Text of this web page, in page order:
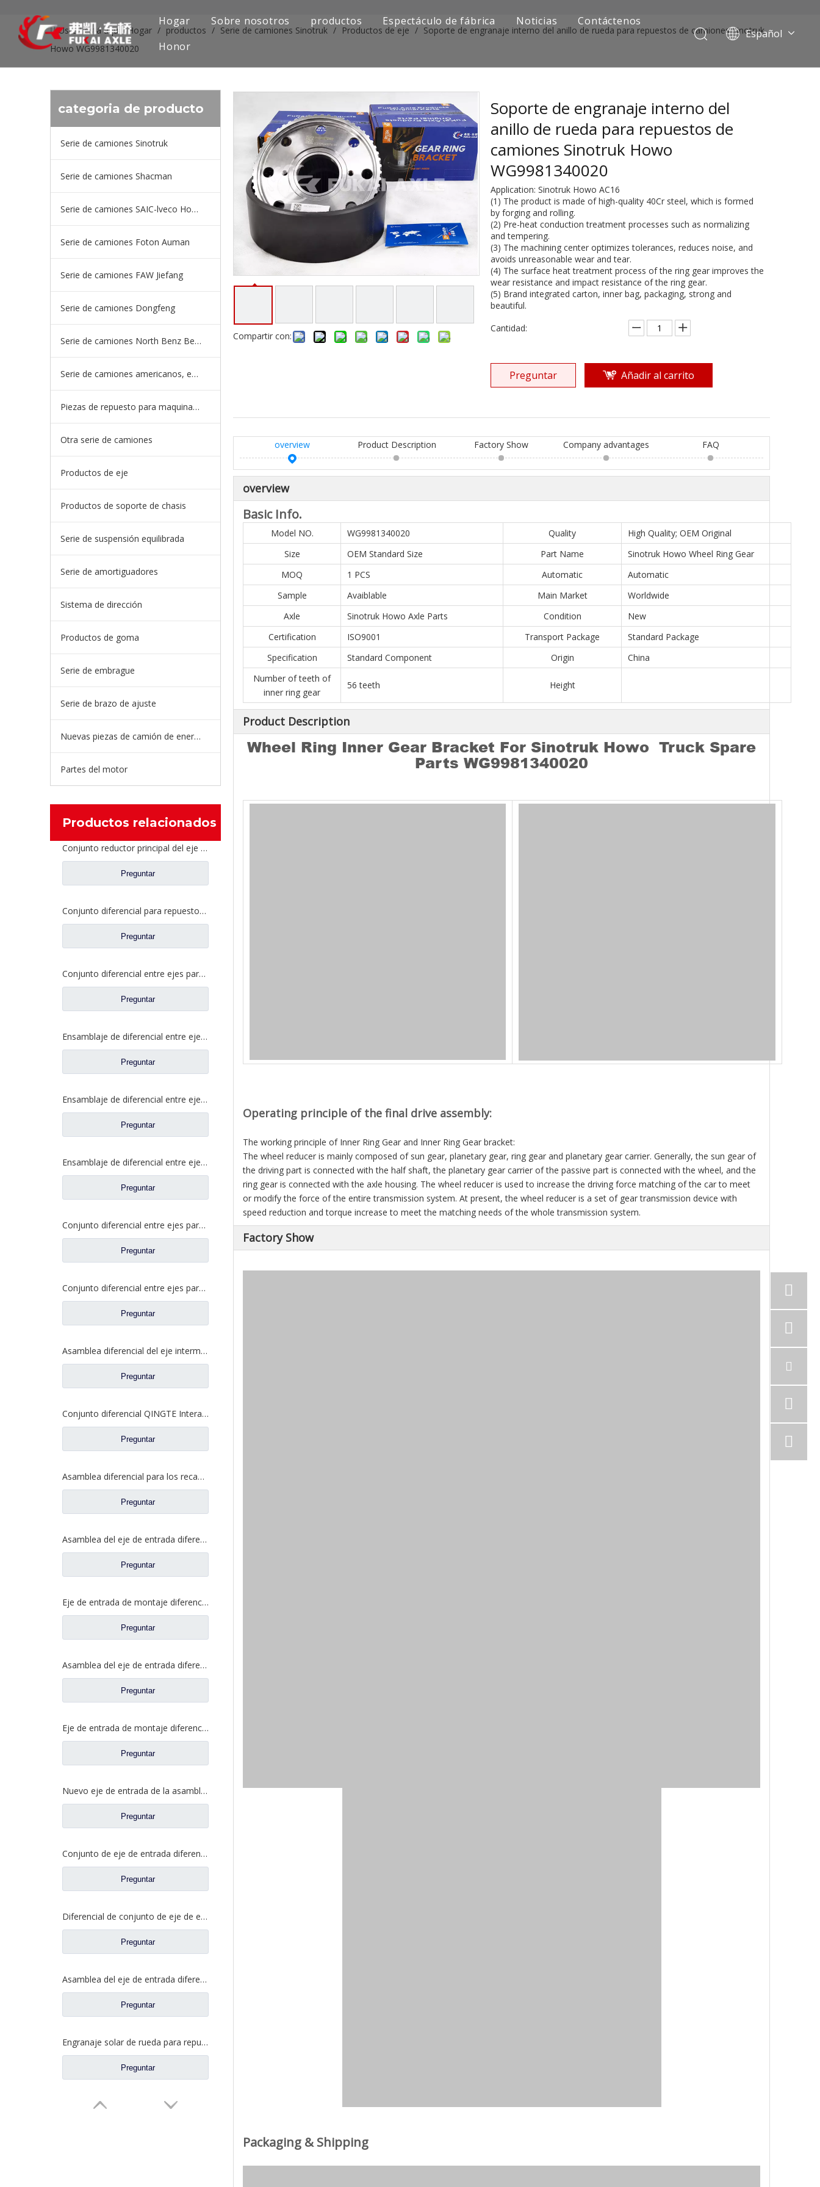
Hogar Sobre nosotros productos
Serie de camiones SAIC-lveco Hongyan
Serie de camiones Foton Auman
Serie de camiones FAW Jiefang
Serie de camiones Dongfeng
Serie de camiones europea y japonesa
Piezas de repuesto para maquinaria de ingeniería de camiones mineros
Otra serie de camiones
Espectáculo de fábrica Noticias
Contáctenos
Honor
Español
Pусский
Usted está aquí: Hogar / productos / Serie de camiones Sinotruk / Productos de eje / Soporte de engranaje interno del anillo de rueda para repuestos de camiones Sinotruk
Howo WG9981340020
categoria de producto
Serie de camiones Sinotruk
Serie de camiones Shacman
Serie de camiones SAIC-lveco Hongyan
Serie de camiones Foton Auman
Serie de camiones FAW Jiefang
Serie de camiones Dongfeng
Serie de camiones North Benz Beiben
Serie de camiones americanos, europeos y japoneses
Piezas de repuesto para maquinaria de ingeniería de camiones mineros
Otra serie de camiones
Productos de eje
Productos de soporte de chasis
Serie de suspensión equilibrada
Serie de amortiguadores
Sistema de dirección
Productos de goma
Serie de embrague
Serie de brazo de ajuste
Nuevas piezas de camión de energía
Partes del motor
Productos relacionados
Conjunto reductor principal del eje intermedio para piezas de camión Shacman Delong
Preguntar
Conjunto diferencial para repuestos de camiones Dongfeng 2510ZHS01-410
Preguntar
Conjunto diferencial entre ejes para Faw Jiefang A6E Truck Spare Prats 2507057-A6E/A
Preguntar
Ensamblaje de diferencial entre ejes para Faw Jiefang Truck Spare Prats 2507057-A4C
Preguntar
Ensamblaje de diferencial entre ejes para camiones Faw Jiefang Prats de repuesto W2502107D04A
Preguntar
Ensamblaje de diferencial entre ejes para Faw Jiefang Truck Spare Prats 2507055-K5H
Preguntar
Conjunto diferencial entre ejes para Faw Jiefang A0E Truck Spare Prats 2507055-K5H
Preguntar
Conjunto diferencial entre ejes para Faw Jiefang A0E Truck Spare Prats 2507057-A6T
Preguntar
Asamblea diferencial del eje intermedio para los prats de repuesto del camión de Dongfeng 460 2502ZAS01-415-ZC
Preguntar
Conjunto diferencial QINGTE Interaxle para QT435SH0-2510050 de repuesto para camiones Faw Jiefang A0E
Preguntar
Asamblea diferencial para los recambios autos DZ9114320706 del camión de Shacman Aolong
Preguntar
Asamblea del eje de entrada diferenciada para los recambios autos 81.35606.0008 del camión de Shacman Delong
Preguntar
Eje de entrada de montaje diferencial para piezas de repuesto de camión de eje Saic Hongyan Genlyon H6A WS2510C201/3 2510-0110
Preguntar
Asamblea del eje de entrada diferenciada para los recambios autos 81.35100.6599 del camión de Shacman Delong
Preguntar
Eje de entrada de montaje diferencial para Saic Hongyan New KingKan H8B Axle Truck Repuestos 42119549 5801606629
Preguntar
Nuevo eje de entrada de la asamblea diferencial para los recambios 42119549 5801606629 del camión del eje de Saic Hongyan H8B
Preguntar
Conjunto de eje de entrada diferencial para Shacman Delong Truck Auto Repuestos Shacman Delong HD469-2510011
Preguntar
Diferencial de conjunto de eje de entrada para piezas de repuesto de camión de eje de alta torsión Saic Hongyan 2510-0110-5801271495
Preguntar
Asamblea del eje de entrada diferenciada para los recambios autos 81.35100.6593 del camión de Shacman Delong
Preguntar
Engranaje solar de rueda para repuestos de camiones Ford BN0407B0-3
Preguntar
Compartir con:
Soporte de engranaje interno del
anillo de rueda para repuestos de
camiones Sinotruk Howo
WG9981340020
Application: Sinotruk Howo AC16
(1) The product is made of high-quality 40Cr steel, which is formed
by forging and rolling.
(2) Pre-heat conduction treatment processes such as normalizing
and tempering.
(3) The machining center optimizes tolerances, reduces noise, and
avoids unreasonable wear and tear.
(4) The surface heat treatment process of the ring gear improves the
wear resistance and impact resistance of the ring gear.
(5) Brand integrated carton, inner bag, packaging, strong and
beautiful.
Cantidad:
Preguntar Añadir al carrito
overview Product Description Factory Show Company advantages FAQ
overview
Basic Info.
Model NO. WG9981340020 Quality
High Quality; OEM Original
Size
OEM Standard Size Part Name
Sinotruk Howo Wheel Ring Gear
MOQ
1 PCS Automatic
Automatic
Sample
Avaiblable Main Market
Worldwide
Axle
Sinotruk Howo Axle Parts Condition
New
Certification
ISO9001 Transport Package
Standard Package
Specification
Standard Component Origin
China
Number of teeth of
inner ring gear
56 teeth Height
Product Description
Wheel Ring Inner Gear Bracket For Sinotruk Howo Truck Spare
Parts WG9981340020
Operating principle of the final drive assembly:
The working principle of Inner Ring Gear and Inner Ring Gear bracket:
The wheel reducer is mainly composed of sun gear, planetary gear, ring gear and planetary gear carrier. Generally, the sun gear of
the driving part is connected with the half shaft, the planetary gear carrier of the passive part is connected with the wheel, and the
ring gear is connected with the axle housing. The wheel reducer is used to increase the driving force matching of the car to meet
or modify the force of the entire transmission system. At present, the wheel reducer is a set of gear transmission device with
speed reduction and torque increase to meet the matching needs of the whole transmission system.
Factory Show
Packaging & Shipping